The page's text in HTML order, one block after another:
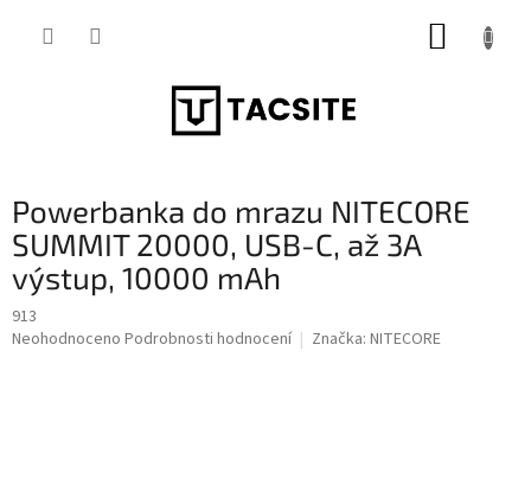
Powerbanka do mrazu NITECORE
SUMMIT 20000, USB-C, až 3A
výstup, 10000 mAh
913
Průměrné
Neohodnoceno Podrobnosti hodnocení Značka: NITECORE